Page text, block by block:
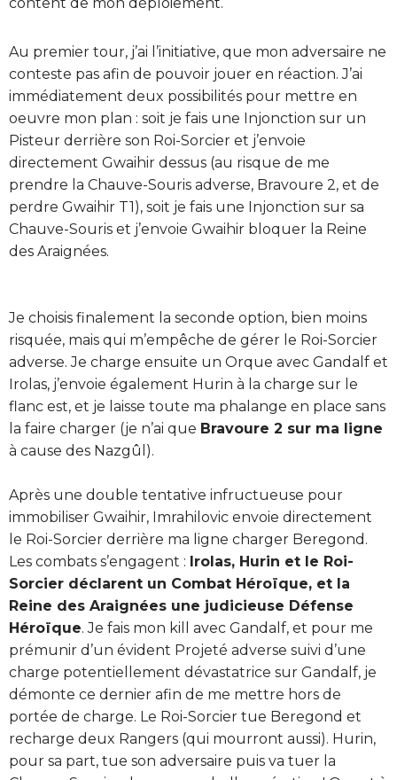
Au premier tour, j’ai l’initiative, que mon adversaire ne
conteste pas afin de pouvoir jouer en réaction. J’ai
immédiatement deux possibilités pour mettre en
oeuvre mon plan : soit je fais une Injonction sur un
Pisteur derrière son Roi-Sorcier et j’envoie
directement Gwaihir dessus (au risque de me
prendre la Chauve-Souris adverse, Bravoure 2, et de
perdre Gwaihir T1), soit je fais une Injonction sur sa
Chauve-Souris et j’envoie Gwaihir bloquer la Reine
des Araignées.
Je choisis finalement la seconde option, bien moins
risquée, mais qui m’empêche de gérer le Roi-Sorcier
adverse. Je charge ensuite un Orque avec Gandalf et
Irolas, j’envoie également Hurin à la charge sur le
flanc est, et je laisse toute ma phalange en place sans
la faire charger (je n’ai que Bravoure 2 sur ma ligne
à cause des Nazgûl).
Après une double tentative infructueuse pour
immobiliser Gwaihir, Imrahilovic envoie directement
le Roi-Sorcier derrière ma ligne charger Beregond.
Les combats s’engagent : Irolas, Hurin et le Roi-
Sorcier déclarent un Combat Héroïque, et la
Reine des Araignées une judicieuse Défense
Héroïque. Je fais mon kill avec Gandalf, et pour me
prémunir d’un évident Projeté adverse suivi d’une
charge potentiellement dévastatrice sur Gandalf, je
démonte ce dernier afin de me mettre hors de
portée de charge. Le Roi-Sorcier tue Beregond et
recharge deux Rangers (qui mourront aussi). Hurin,
pour sa part, tue son adversaire puis va tuer la